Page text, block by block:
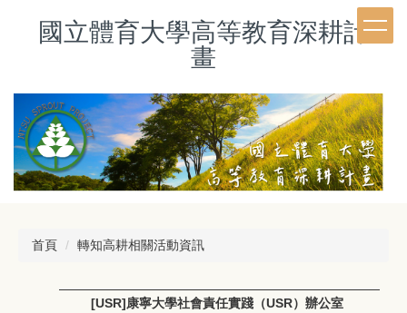
區
國立體育大學高等教育深耕計
畫
首頁 轉知高耕相關活動資訊
[USR]康寧大學社會責任實踐（USR）辦公室